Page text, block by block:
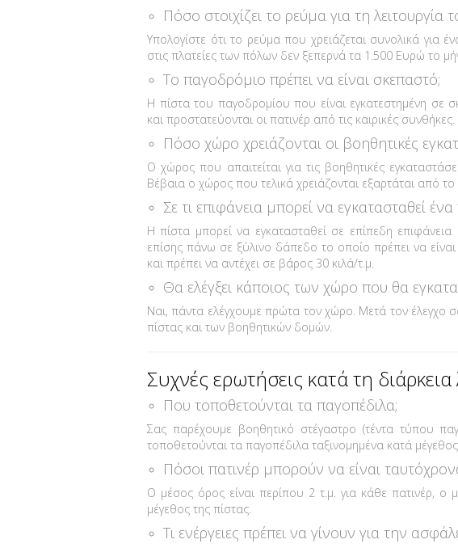
Πόσο στοιχίζει το ρεύμα για τη λειτουργία
Υπολογίστε ότι το ρεύμα που χρειάζεται συνολικά για
στις πλατείες των πόλων δεν ξεπερνά τα 1.500 Ευρώ το
Το παγοδρόμιο πρέπει να είναι σκεπαστό;
Η πίστα του παγοδρομίου που είναι εγκατεστημένη σε
και προστατεύονται οι πατινέρ από τις καιρικές συνθήκες.
Πόσο χώρο χρειάζονται οι βοηθητικές
Ο χώρος που απαιτείται για τις βοηθητικές
Βέβαια ο χώρος που τελικά χρειάζονται εξαρτάται από το
Σε τι επιφάνεια μπορεί να εγκατασταθεί
Η πίστα μπορεί να εγκατασταθεί σε επίπεδη
επίσης πάνω σε ξύλινο δάπεδο το οποίο πρέπει να
και πρέπει να αντέχει σε βάρος 30 κιλά/τ.μ.
Θα ελέγξει κάποιος των χώρο που θα
Ναι, πάντα ελέγχουμε πρώτα τον χώρο. Μετά τον έλεγχο
πίστας και των βοηθητικών δομών.
Συχνές ερωτήσεις κατά τη διάρκεια
Που τοποθετούνται τα παγοπέδιλα;
Σας παρέχουμε βοηθητικό στέγαστρο (τέντα τύπου
τοποθετούνται τα παγοπέδιλα ταξινομημένα κατά
Πόσοι πατινέρ μπορούν να είναι
Ο μέσος όρος είναι περίπου 2 τ.μ. για κάθε πατινέρ, ο
μέγεθος της πίστας.
Τι ενέργειες πρέπει να γίνουν για την